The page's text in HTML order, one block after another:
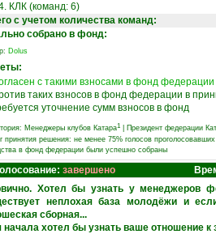
КЛК (команд: 6)
с учетом количества команд:
собрано в фонд:
Dolus
с такими взносами в фонд федерации
таких взносов в фонд федерации в
уточнение сумм взносов в фонд
Менеджеры клубов Катара1 Президент федерации
принятия решения: не менее 75% голосов проголосовавших
в фонд федерации были успешно собраны
завершено
Хотел бы узнать у менеджеров
неплохая база молодёжи и
сборная...
начала хотел бы узнать ваше отношение к